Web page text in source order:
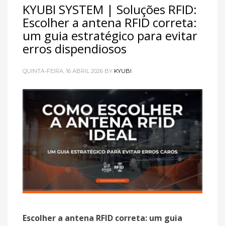
KYUBI SYSTEM | Soluções RFID:
Escolher a antena RFID correta:
um guia estratégico para evitar
erros dispendiosos
QUINTA-FEIRA, 16 ABRIL 2026 BY KYUBI
Escolher a antena RFID correta: um guia